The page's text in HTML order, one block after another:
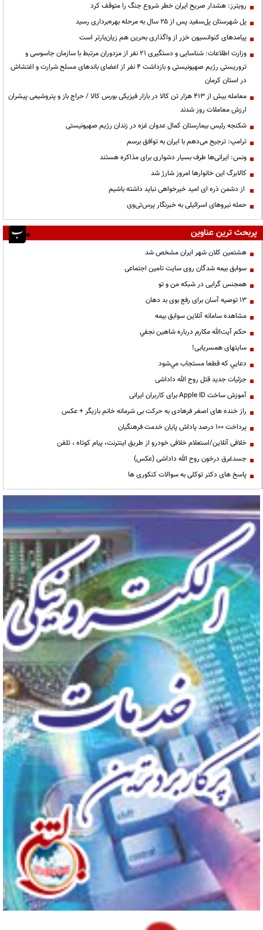
رویترز: هشدار صریح ایران خطر شروع جنگ را متوقف کرد
پل شهرستان پل‌سفید پس از ۲۵ سال به مرحله بهره‌برداری رسید
پیامدهای کنوانسیون خزر از واگذاری بحرین هم زیان‌بارتر است
وزارت اطلاعات: شناسایی و دستگیری ۲۱ نفر از مزدوران مرتبط با سازمان جاسوسی و
تروریستی رژیم صهیونیستی و بازداشت ۴ نفر از اعضای باندهای مسلح شرارت و اغتشاش
در استان کرمان
معامله بیش از ۴۱۳ هزار تن کالا در بازار فیزیکی بورس کالا / حراج باز و پتروشیمی پیشران
ارزش معاملات روز شدند
شکنجه رئیس بیمارستان کمال عدوان غزه در زندان رژیم صهیونیستی
ترامپ: ترجیح می‌دهم با ایران به توافق برسم
ونس: ایرانی‌ها طرف بسیار دشواری برای مذاکره هستند
کالابرگ این خانوارها امروز شارژ شد
از دشمن ذره ای امید خیرخواهی نباید داشته باشیم
حمله نیروهای اسرائیلی به خبرنگار پرس‌تی‌وی
پربحث ترین عناوین
هشتمین کلان شهر ایران مشخص شد
سوابق بیمه شدگان روی سایت تامین اجتماعی
همجنس گرایی در شبکه من و تو
13 توصیه آسان برای رفع بوی بد دهان
مشاهده سامانه آنلاين سوابق بیمه
حكم آيت‌الله مكارم درباره شاهين نجفي
سایتهای همسریابی!
دعايي كه قطعا مستجاب مي‌شود
جزئیات جدید قتل روح الله داداشی
آموزش ساخت Apple ID برای کاربران ایرانی
راز خنده های اصغر فرهادی به حرکت بی شرمانه خانم بازیگر + عکس
پرداخت ۱۰۰ درصد پاداش پایان خدمت فرهنگیان
خلافی آنلاین/استعلام خلافی خودرو از طریق اینترنت، پیام کوتاه ، تلفن
جسدغرق درخون روح الله داداشی (عکس)
پاسخ های دکتر توکلی به سوالات کنکوری ها